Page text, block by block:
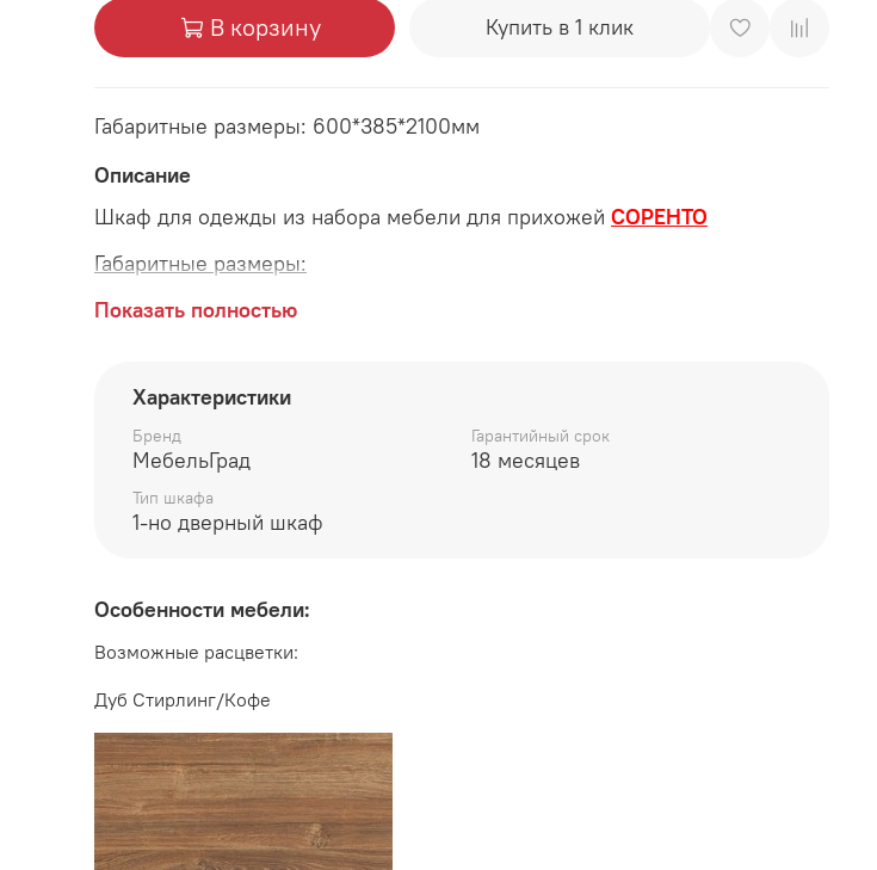
В корзину Купить в 1 клик
Габаритные размеры: 600*385*2100мм
Описание
Шкаф для одежды из набора мебели для прихожей СОРЕНТО
Габаритные размеры:
длина 600 мм
высота 2100 мм
Производитель:
Показать полностью
Характеристики
Бренд
МебельГрад
Гарантийный срок
18 месяцев
Тип шкафа
1-но дверный шкаф
Особенности мебели:
Возможные расцветки:
Дуб Стирлинг/Кофе